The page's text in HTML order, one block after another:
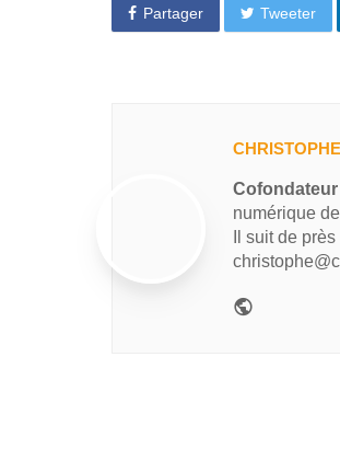
Partager Tweeter
numérique
Il suit de